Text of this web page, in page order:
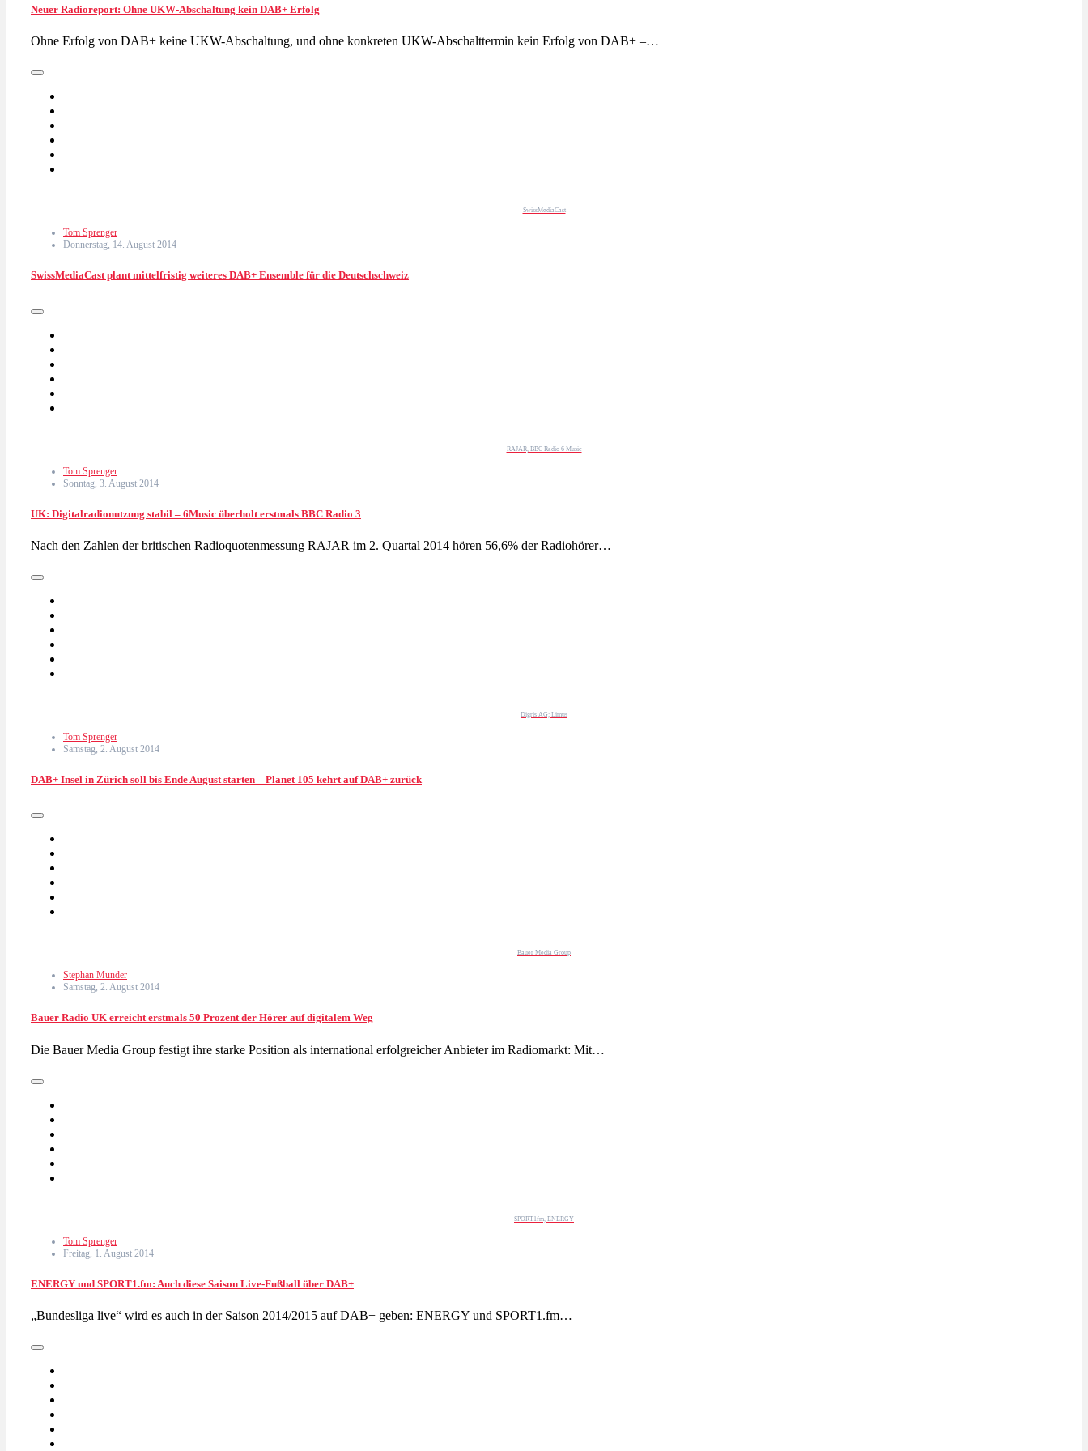
Neuer Radioreport: Ohne UKW-Abschaltung kein DAB+ Erfolg
Ohne Erfolg von DAB+ keine UKW-Abschaltung, und ohne konkreten UKW-Abschalttermin kein Erfolg von DAB+ –…
SwissMediaCast
Tom Sprenger
Donnerstag, 14. August 2014
SwissMediaCast plant mittelfristig weiteres DAB+ Ensemble für die Deutschschweiz
RAJAR, BBC Radio 6 Music
Tom Sprenger
Sonntag, 3. August 2014
UK: Digitalradionutzung stabil – 6Music überholt erstmals BBC Radio 3
Nach den Zahlen der britischen Radioquotenmessung RAJAR im 2. Quartal 2014 hören 56,6% der Radiohörer…
Digris AG; Limus
Tom Sprenger
Samstag, 2. August 2014
DAB+ Insel in Zürich soll bis Ende August starten – Planet 105 kehrt auf DAB+ zurück
Bauer Media Group
Stephan Munder
Samstag, 2. August 2014
Bauer Radio UK erreicht erstmals 50 Prozent der Hörer auf digitalem Weg
Die Bauer Media Group festigt ihre starke Position als international erfolgreicher Anbieter im Radiomarkt: Mit…
SPORT1fm, ENERGY
Tom Sprenger
Freitag, 1. August 2014
ENERGY und SPORT1.fm: Auch diese Saison Live-Fußball über DAB+
„Bundesliga live“ wird es auch in der Saison 2014/2015 auf DAB+ geben: ENERGY und SPORT1.fm…